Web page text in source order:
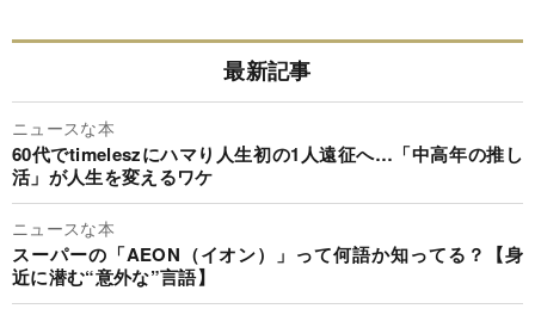
最新記事
ニュースな本
60代でtimeleszにハマり人生初の1人遠征へ…「中高年の推し
活」が人生を変えるワケ
ニュースな本
スーパーの「AEON（イオン）」って何語か知ってる？【身
近に潜む“意外な”言語】